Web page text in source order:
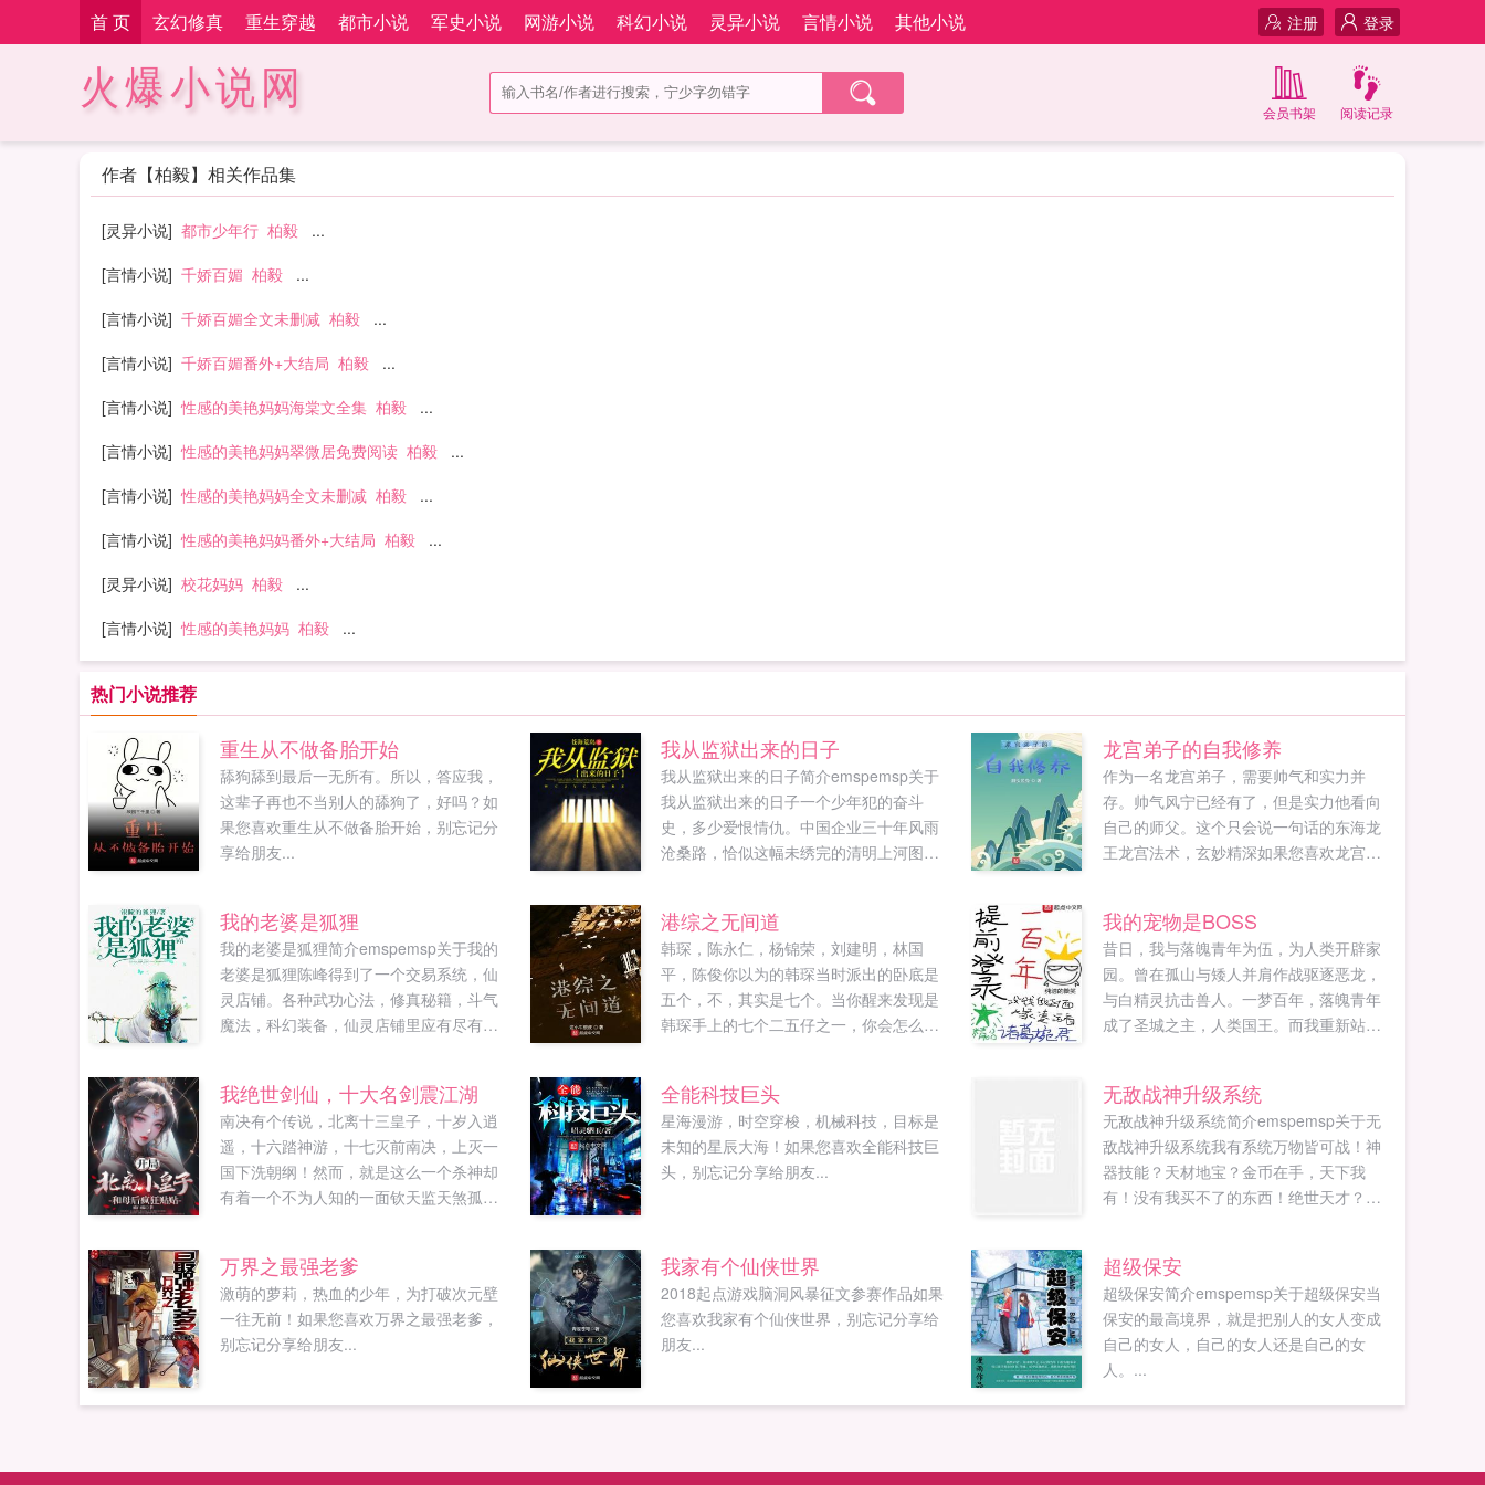
首 页 玄幻修真 重生穿越 都市小说 军史小说 网游小说 科幻小说 灵异小说 言情小说 其他小说 登录
注册
火爆小说网 阅读记录
会员书架
作者【柏毅】相关作品集
[灵异小说] 都市少年行 柏毅
...
[言情小说] 千娇百媚 柏毅
...
[言情小说] 千娇百媚全文未删减 柏毅
...
[言情小说] 千娇百媚番外+大结局 柏毅
...
[言情小说] 性感的美艳妈妈海棠文全集 柏毅
...
[言情小说] 性感的美艳妈妈翠微居免费阅读 柏毅
...
[言情小说] 性感的美艳妈妈全文未删减 柏毅
...
[言情小说] 性感的美艳妈妈番外+大结局 柏毅
...
[灵异小说] 校花妈妈 柏毅
...
[言情小说] 性感的美艳妈妈 柏毅 ...
热门小说推荐
重生从不做备胎开始
舔狗舔到最后一无所有。所以，答应我，
这辈子再也不当别人的舔狗了，好吗？如
果您喜欢重生从不做备胎开始，别忘记分
享给朋友...
我从监狱出来的日子
我从监狱出来的日子简介emspemsp关于
我从监狱出来的日子一个少年犯的奋斗
史，多少爱恨情仇。中国企业三十年风雨
沧桑路，恰似这幅未绣完的清明上河图。
许，不...
龙宫弟子的自我修养
作为一名龙宫弟子，需要帅气和实力并
存。帅气风宁已经有了，但是实力他看向
自己的师父。这个只会说一句话的东海龙
王龙宫法术，玄妙精深如果您喜欢龙宫弟
我的老婆是狐狸
我的老婆是狐狸简介emspemsp关于我的
老婆是狐狸陈峰得到了一个交易系统，仙
灵店铺。各种武功心法，修真秘籍，斗气
魔法，科幻装备，仙灵店铺里应有尽有。
到了...
港综之无间道
韩琛，陈永仁，杨锦荣，刘建明，林国
平，陈俊你以为的韩琛当时派出的卧底是
五个，不，其实是七个。当你醒来发现是
韩琛手上的七个二五仔之一，你会怎么
得？白与黑，罪恶还是良善，谁来评判？
周瑜拍了拍他的肩膀，笑了笑没事的，这
天翻不了。如果您喜欢港综之无间道，别
忘记分享给朋友...
我的宠物是BOSS
昔日，我与落魄青年为伍，为人类开辟家
园。曾在孤山与矮人并肩作战驱逐恶龙，
与白精灵抗击兽人。一梦百年，落魄青年
成了圣城之主，人类国王。而我重新站在
神赐福的月神殿最高贵的勇士以及矮人全
族共尊的锻造大宗师。好了，我说完了，
现在你们可以放下手中的刀，让我们好好
谈谈关于我的宠物毁坏圣城的赔偿问题。
如果您喜欢我的宠物是BOSS，别忘记分享
我绝世剑仙，十大名剑震江湖
南决有个传说，北离十三皇子，十岁入逍
遥，十六踏神游，十七灭前南决，上灭一
国下洗朝纲！然而，就是这么一个杀神却
有着一个不为人知的一面钦天监天煞孤
棍我忍你们很久了！明德帝皇后慎言！形
象！注意形象啊！萧楚河什么弟控？我才
不是弟控！...
全能科技巨头
星海漫游，时空穿梭，机械科技，目标是
未知的星辰大海！如果您喜欢全能科技巨
头，别忘记分享给朋友...
无敌战神升级系统
无敌战神升级系统简介emspemsp关于无
敌战神升级系统我有系统万物皆可战！神
器技能？天材地宝？金币在手，天下我
有！没有我买不了的东西！绝世天才？修
代战神...
万界之最强老爹
激萌的萝莉，热血的少年，为打破次元壁
一往无前！如果您喜欢万界之最强老爹，
别忘记分享给朋友...
我家有个仙侠世界
2018起点游戏脑洞风暴征文参赛作品如果
您喜欢我家有个仙侠世界，别忘记分享给
朋友...
超级保安
超级保安简介emspemsp关于超级保安当
保安的最高境界，就是把别人的女人变成
自己的女人，自己的女人还是自己的女
人。...